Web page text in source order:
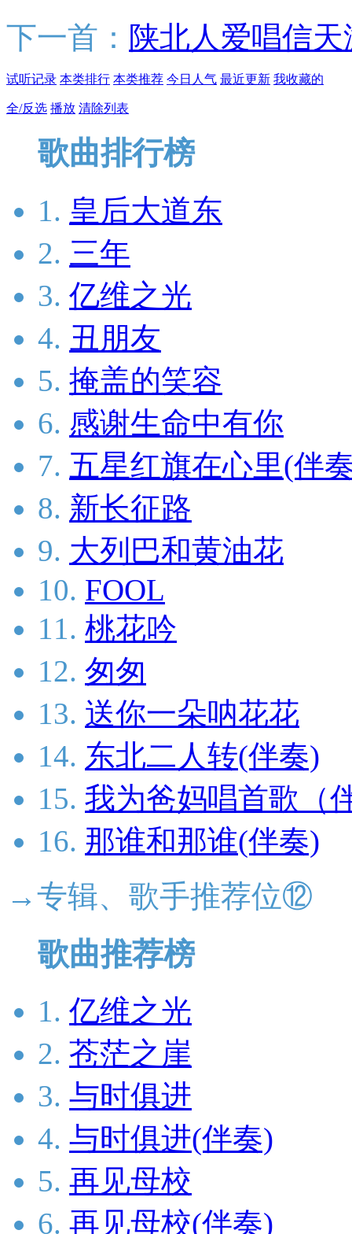
下一首： 陕北人爱唱信天
试听记录 本类排行 本类推荐 今日人气 最近更新 我收藏的
全/反选 播放 清除列表
歌曲排行榜
1. 皇后大道东
2. 三年
3. 亿维之光
4. 丑朋友
5. 掩盖的笑容
6. 感谢生命中有你
7. 五星红旗在心里(伴
8. 新长征路
9. 大列巴和黄油花
10. FOOL
11. 桃花吟
12. 匆匆
13. 送你一朵呐花花
14. 东北二人转(伴奏)
15. 我为爸妈唱首歌（
16. 那谁和那谁(伴奏)
→专辑、歌手推荐位⑫
歌曲推荐榜
1. 亿维之光
2. 苍茫之崖
3. 与时俱进
4. 与时俱进(伴奏)
5. 再见母校
6. 再见母校(伴奏)